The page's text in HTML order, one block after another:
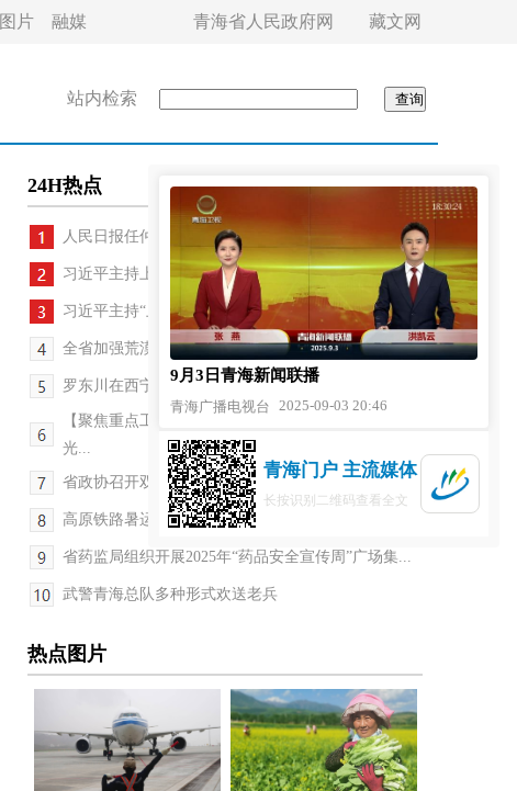
图片 融媒 青海省人民政府网 藏文网
站内检索
24H热点
人民日报任仲平文章：正义必胜 和平必胜 人民...
习近平主持上海合作组织成员国元首理事会第二十五...
习近平主持“上海合作组织+”会议并发表重要讲话
全省加强荒漠化综合防治和“三北”等重点生态工程...
罗东川在西宁市、海东市督导地质灾害防治和防汛工...
【聚焦重点工程建设】全球首个5兆瓦商用级钙钛矿
光...
省政协召开双月协商座谈会 围绕“加快文旅融合发展...
高原铁路暑运客货运输量创历史新高
省药监局组织开展2025年“药品安全宣传周”广场集...
武警青海总队多种形式欢送老兵
热点图片
9月3日青海新闻联播
青海广播电视台 2025-09-03 20:46
青海门户 主流媒体
长按识别二维码查看全文